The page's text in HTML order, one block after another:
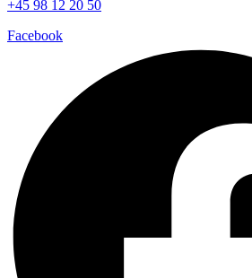
+45 98 12 20 50
Facebook